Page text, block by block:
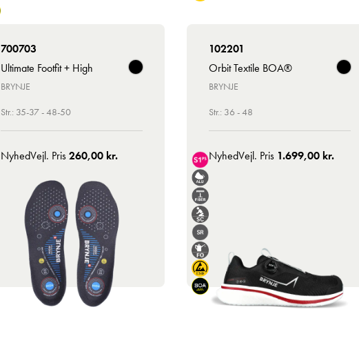
700703
Ultimate Footfit + High
BRYNJE
Str.: 35-37 - 48-50
NyhedVejl. Pris260,00 kr.
102201
Orbit Textile BOA®
BRYNJE
Str.: 36 - 48
NyhedVejl. Pris 1.699,00 kr.